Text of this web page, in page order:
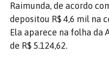
Raimunda, de acordo
depositou R$ 4,6 mil na
Ela aparece na folha da
de R$ 5.124,62.